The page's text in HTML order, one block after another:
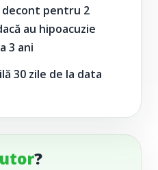
decont pentru 2
au hipoacuzie
3 ani
30 zile de la data
?